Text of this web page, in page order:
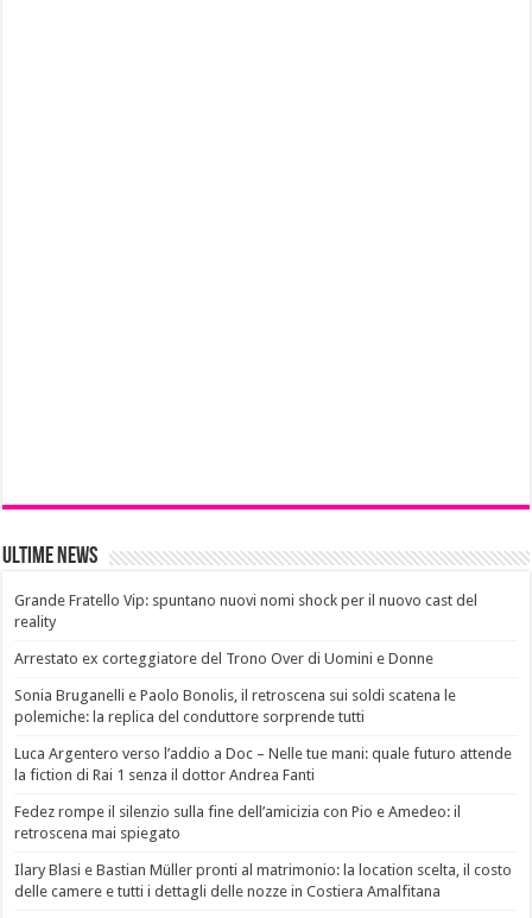
Ultime News
Grande Fratello Vip: spuntano nuovi nomi shock per il nuovo cast del
reality
Arrestato ex corteggiatore del Trono Over di Uomini e Donne
Sonia Bruganelli e Paolo Bonolis, il retroscena sui soldi scatena le
polemiche: la replica del conduttore sorprende tutti
Luca Argentero verso l’addio a Doc – Nelle tue mani: quale futuro attende
la fiction di Rai 1 senza il dottor Andrea Fanti
Fedez rompe il silenzio sulla fine dell’amicizia con Pio e Amedeo: il
retroscena mai spiegato
Ilary Blasi e Bastian Müller pronti al matrimonio: la location scelta, il costo
delle camere e tutti i dettagli delle nozze in Costiera Amalfitana